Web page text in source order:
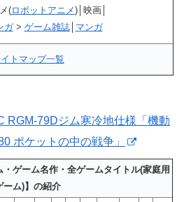
(ロボットアニメ)│映画│
ガ> ゲーム雑誌│ マンガ
トマップ一覧
RGM-79Dジム寒冷地仕様「機動
ポケットの中の戦争」
・ゲーム名作・全ゲームタイトル(家庭用
ーム)】の紹介